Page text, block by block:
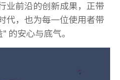
业前沿的创新成果，正带
代，也为每一位使用者带
的安心与底气。